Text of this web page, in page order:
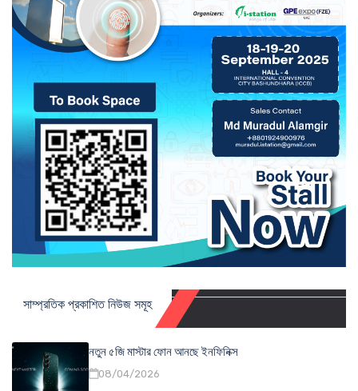
সাম্প্রতিক প্রকাশিত নিউজ সমূহ
নতুন ৫জি মাস্টার ফোন আনছে ইনফিনিক্স
08/04/2026